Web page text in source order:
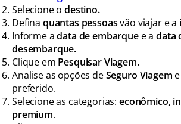
Selecione odestino.
Defina quantas pessoasvão viajar e a
Informe adata de embarque e adata
desembarque.
Clique em Pesquisar Viagem.
Analise as opções deSeguro Viagem
preferido.
Selecione as categorias: econômico,
premium.